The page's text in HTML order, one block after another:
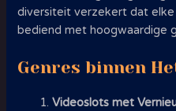
diversiteit verzekert dat
bediend met hoogwaardige
Genres binnen
Videoslots met